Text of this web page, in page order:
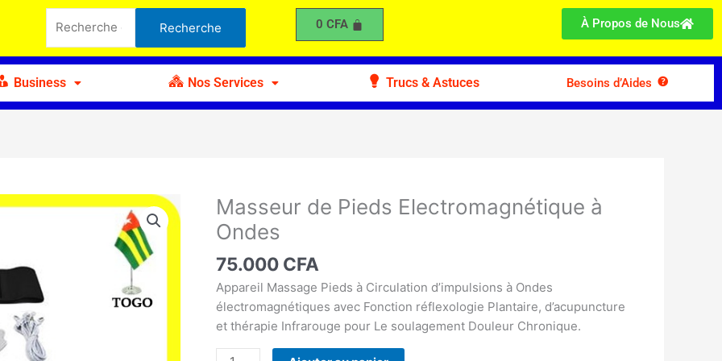
pour :
Recherche 0 CFA À Propos de Nous
Business Nos Services Trucs & Astuces Besoins d’Aides
Masseur de Pieds Electromagnétique à
Ondes
75.000 CFA
Appareil Massage Pieds à Circulation d’impulsions à Ondes
électromagnétiques avec Fonction réflexologie Plantaire, d’acupuncture
et thérapie Infrarouge pour Le soulagement Douleur Chronique.
quantité
de
Masseur
de
Pieds
Electromagnétique
à
Ondes